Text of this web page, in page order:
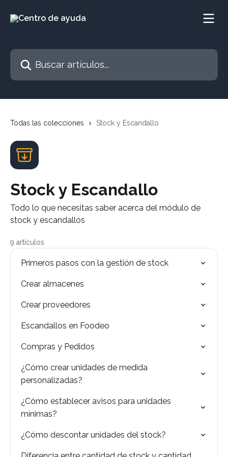
Buscar artículos...
Todas las colecciones Stock y Escandallo
Stock y Escandallo
Todo lo que necesitas saber acerca del módulo de
stock y escandallos
9 artículos
Primeros pasos con la gestión de stock
Crear almacenes
Crear proveedores
Escandallos en Foodeo
Compras y Pedidos
¿Cómo crear unidades de medida
personalizadas?
¿Cómo establecer avisos para unidades
mínimas?
¿Cómo descontar unidades del stock?